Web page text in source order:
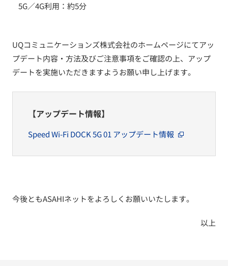
5G／4G利用：約5分
UQコミュニケーションズ株式会社のホームページにてアッ
プデート内容・方法及びご注意事項をご確認の上、アップ
デートを実施いただきますようお願い申し上げます。
【アップデート情報】
Speed Wi-Fi DOCK 5G 01 アップデート情報
今後ともASAHIネットをよろしくお願いいたします。
以上